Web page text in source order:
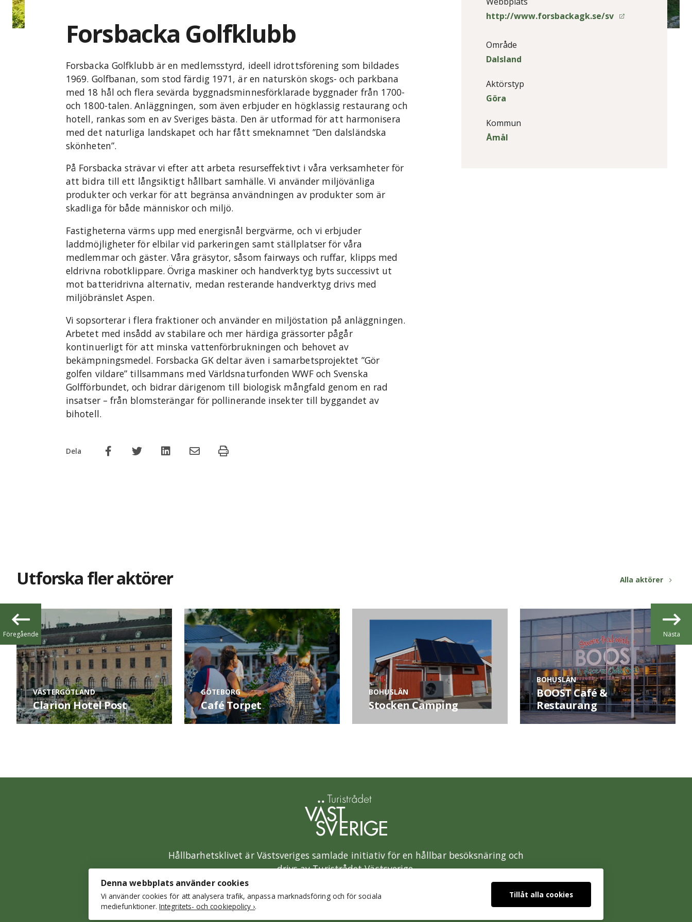
Forsbacka Golfklubb
Forsbacka Golfklubb är en medlemsstyrd, ideell idrottsförening som bildades
1969. Golfbanan, som stod färdig 1971, är en naturskön skogs- och parkbana
med 18 hål och flera sevärda byggnadsminnesförklarade byggnader från 1700-
och 1800-talen. Anläggningen, som även erbjuder en högklassig restaurang och
hotell, rankas som en av Sveriges bästa. Den är utformad för att harmonisera
med det naturliga landskapet och har fått smeknamnet ”Den dalsländska
skönheten”.
På Forsbacka strävar vi efter att arbeta resurseffektivt i våra verksamheter för
att bidra till ett långsiktigt hållbart samhälle. Vi använder miljövänliga
produkter och verkar för att begränsa användningen av produkter som är
skadliga för både människor och miljö.
Fastigheterna värms upp med energisnål bergvärme, och vi erbjuder
laddmöjligheter för elbilar vid parkeringen samt ställplatser för våra
medlemmar och gäster. Våra gräsytor, såsom fairways och ruffar, klipps med
eldrivna robotklippare. Övriga maskiner och handverktyg byts successivt ut
mot batteridrivna alternativ, medan resterande handverktyg drivs med
miljöbränslet Aspen.
Vi sopsorterar i flera fraktioner och använder en miljöstation på anläggningen.
Arbetet med insådd av stabilare och mer härdiga grässorter pågår
kontinuerligt för att minska vattenförbrukningen och behovet av
bekämpningsmedel. Forsbacka GK deltar även i samarbetsprojektet ”Gör
golfen vildare” tillsammans med Världsnaturfonden WWF och Svenska
Golfförbundet, och bidrar därigenom till biologisk mångfald genom en rad
insatser – från blomsterängar för pollinerande insekter till byggandet av
bihotell.
Dela
http://www.forsbackagk.se/sv
Område
Dalsland
Aktörstyp
Göra
Kommun
Åmål
Nästa
Föregående
Utforska fler aktörer Alla aktörer
VÄSTERGÖTLAND
Clarion Hotel Post
GÖTEBORG
Café Torpet
BOHUSLÄN
Stocken Camping
BOHUSLÄN
BOOST Café &
Restaurang
Hållbarhetsklivet är Västsveriges samlade initiativ för en hållbar besöksnäring och
drivs av Turistrådet Västsverige.
Denna webbplats använder cookies
Vi använder cookies för att analysera trafik, anpassa marknadsföring och för sociala
mediefunktioner.Integritets- och cookiepolicy ›.
Tillåt alla cookies